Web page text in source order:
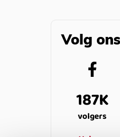
Volg
187K
volgers